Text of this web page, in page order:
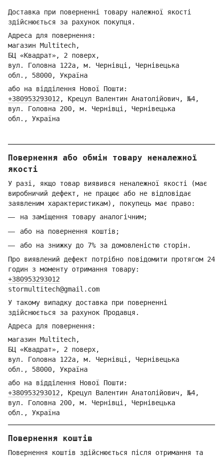
Доставка при поверненні товару належної якості
здійснюється за рахунок покупця.
Адреса для повернення:
магазин Multitech,
БЦ «Квадрат», 2 поверх,
вул. Головна 122а, м. Чернівці, Чернівецька
обл., 58000, Україна
або на відділення Нової Пошти:
+380953293012 , Крецул Валентин Анатолійович, №4,
вул. Головна 200, м. Чернівці, Чернівецька
обл., Україна
Повернення або обмін товару неналежної
якості
У разі, якщо товар виявився неналежної якості (має
виробничий дефект, не працює або не відповідає
заявленим характеристикам), покупець має право:
на заміщення товару аналогічним;
або на повернення коштів;
або на знижку до 7% за домовленістю сторін.
Про виявлений дефект потрібно повідомити протягом 24
годин з моменту отримання товару:
+380953293012
stormultitech@gmail.com
У такому випадку доставка при поверненні
здійснюється за рахунок Продавця.
Адреса для повернення:
магазин Multitech,
БЦ «Квадрат», 2 поверх,
вул. Головна 122а, м. Чернівці, Чернівецька
обл., 58000, Україна
або на відділення Нової Пошти:
+380953293012, Крецул Валентин Анатолійович, №4,
вул. Головна 200, м. Чернівці, Чернівецька
обл., Україна
Повернення коштів
Повернення коштів здійснюється після отримання та